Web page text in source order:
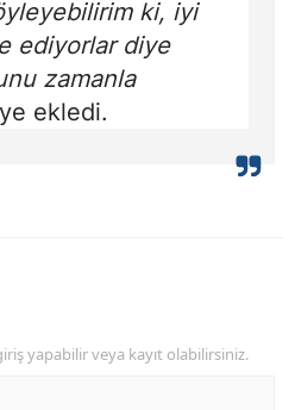
ki, iyi
ediyorlar diye
zamanla
ekledi.
yapabilir veya kayıt olabilirsiniz.